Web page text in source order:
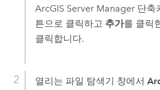
ArcGIS Server Manager단축
튼으로 클릭하고 추가를 클릭
클릭합니다.
열리는 파일 탐색기 창에서